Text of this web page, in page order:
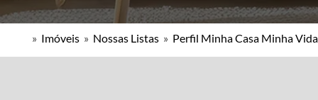
» Imóveis » Nossas Listas » Perfil Minha Casa Minha Vida